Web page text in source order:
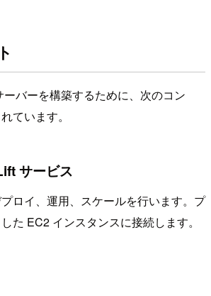
バーを構築するために、次のコン
ています。
サービス
ロイ、運用、スケールを行います。プ
た EC2 インスタンスに接続します。